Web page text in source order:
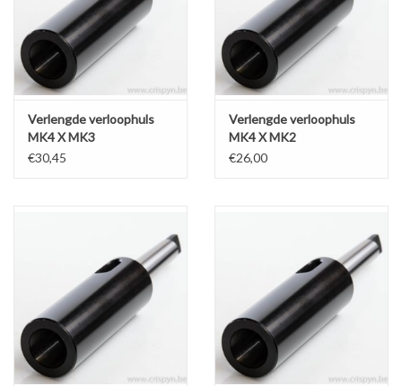
Verlengde verloophuls
MK4 X MK3
€30,45
Verlengde verloophuls
MK4 X MK2
€26,00